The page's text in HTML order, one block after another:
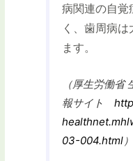
病関連の自覚
く、歯周病
ます。
（厚生労働省
報サイト
03-004.html）